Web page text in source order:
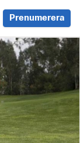
Prenumerera